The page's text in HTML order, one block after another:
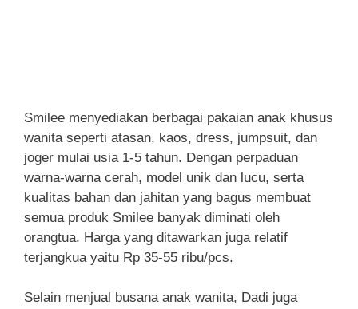
Smilee menyediakan berbagai pakaian anak khusus
wanita seperti atasan, kaos, dress, jumpsuit, dan
joger mulai usia 1-5 tahun. Dengan perpaduan
warna-warna cerah, model unik dan lucu, serta
kualitas bahan dan jahitan yang bagus membuat
semua produk Smilee banyak diminati oleh
orangtua. Harga yang ditawarkan juga relatif
terjangkua yaitu Rp 35-55 ribu/pcs.
Selain menjual busana anak wanita, Dadi juga